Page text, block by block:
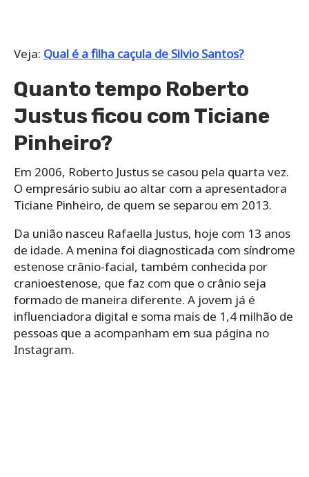
Veja: Qual é a filha caçula de Silvio Santos?
Quanto tempo Roberto
Justus ficou com Ticiane
Pinheiro?
Em 2006, Roberto Justus se casou pela quarta vez.
O empresário subiu ao altar com a apresentadora
Ticiane Pinheiro, de quem se separou em 2013.
Da união nasceu Rafaella Justus, hoje com 13 anos
de idade. A menina foi diagnosticada com síndrome
estenose crânio-facial, também conhecida por
cranioestenose, que faz com que o crânio seja
formado de maneira diferente. A jovem já é
influenciadora digital e soma mais de 1,4 milhão de
pessoas que a acompanham em sua página no
Instagram.